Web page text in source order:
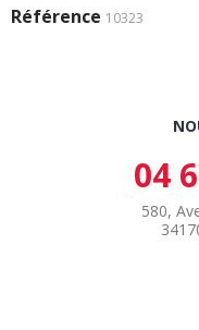
Référence 10323
04
580,